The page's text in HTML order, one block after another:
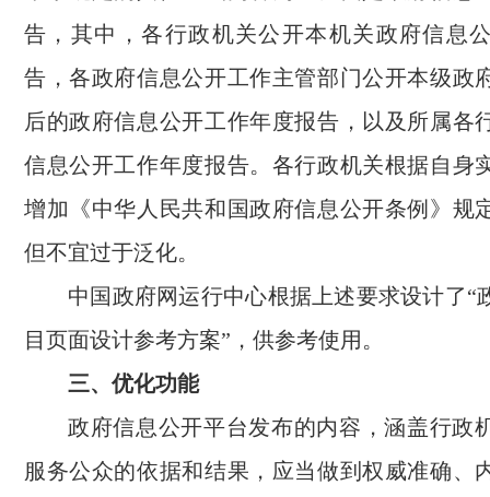
告，其中，各行政机关公开本机关政府信息
告，各政府信息公开工作主管部门公开本级政
后的政府信息公开工作年度报告，以及所属各
信息公开工作年度报告。各行政机关根据自身
增加《中华人民共和国政府信息公开条例》规
但不宜过于泛化。
中国政府网运行中心根据上述要求设计了“
目页面设计参考方案”，供参考使用。
三、优化功能
政府信息公开平台发布的内容，涵盖行政
服务公众的依据和结果，应当做到权威准确、